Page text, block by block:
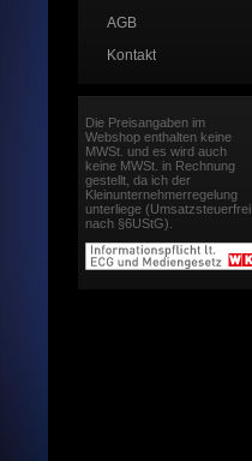
AGB
Kontakt
Die Preisangaben im
Webshop enthalten keine
MWSt. und es wird auch
keine MWSt. in Rechnung
gestellt, da ich der
Kleinunternehmerregelung
unterliege (Umsatzsteuerfrei
nach §6UStG).